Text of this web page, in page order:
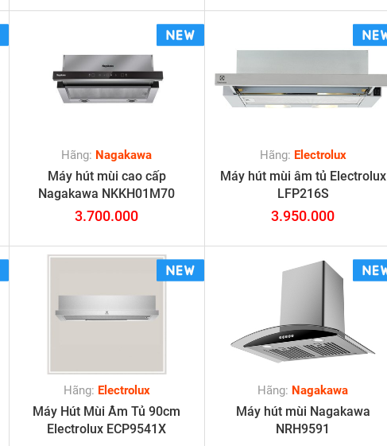
Hãng: Nagakawa
Máy hút mùi cao cấp
Nagakawa NKKH01M70
3.700.000
Hãng: Electrolux
Máy hút mùi âm tủ Electrolux
LFP216S
3.950.000
Hãng: Electrolux
Máy Hút Mùi Âm Tủ 90cm
Electrolux ECP9541X
Hãng: Nagakawa
Máy hút mùi Nagakawa
NRH9591